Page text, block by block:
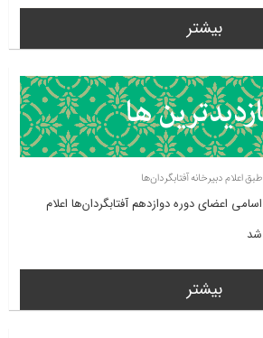
بیشتر
طبق اعلام دبیرخانه آفتابگردان‌ها
اسامی اعضای دوره دوازدهم آفتابگردان‌ها اعلام
شد
بیشتر